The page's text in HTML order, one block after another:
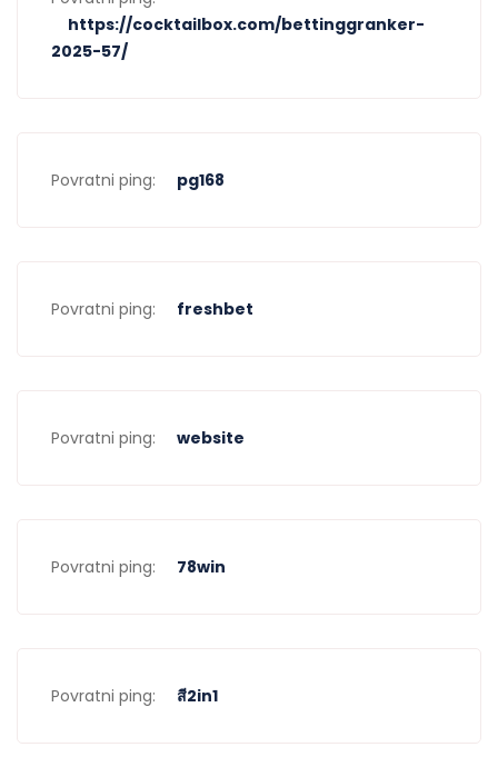
https://cocktailbox.com/bettinggranker-
2025-57/
Povratni ping: pg168
Povratni ping: freshbet
Povratni ping: website
Povratni ping: 78win
Povratni ping: สี2in1